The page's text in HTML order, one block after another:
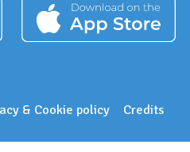
& Cookie policy Credits